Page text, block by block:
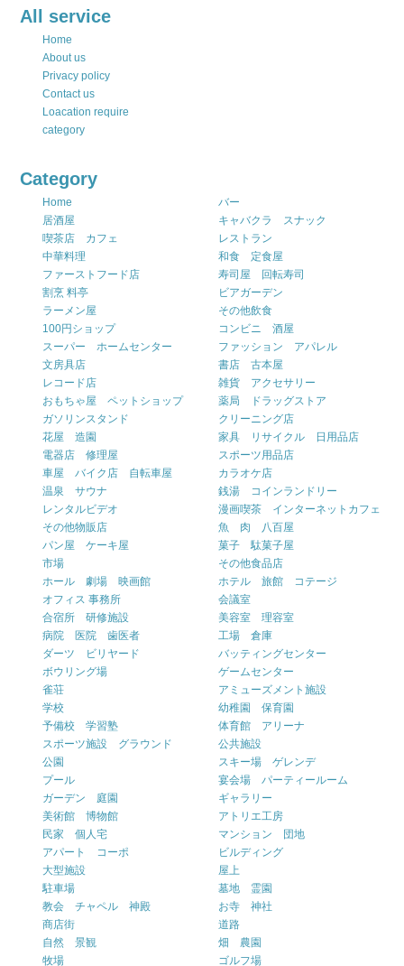
All service
Home
About us
Privacy policy
Contact us
Loacation require
category
Category
Home
バー
居酒屋
キャバクラ スナック
喫茶店 カフェ
レストラン
中華料理
和食 定食屋
ファーストフード店
寿司屋 回転寿司
割烹 料亭
ビアガーデン
ラーメン屋
その他飲食
100円ショップ
コンビニ 酒屋
スーパー ホームセンター
ファッション アパレル
文房具店
書店 古本屋
レコード店
雑貨 アクセサリー
おもちゃ屋 ペットショップ
薬局 ドラッグストア
ガソリンスタンド
クリーニング店
花屋 造園
家具 リサイクル 日用品店
電器店 修理屋
スポーツ用品店
車屋 バイク店 自転車屋
カラオケ店
温泉 サウナ
銭湯 コインランドリー
レンタルビデオ
漫画喫茶 インターネットカフェ
その他物販店
魚 肉 八百屋
パン屋 ケーキ屋
菓子 駄菓子屋
市場
その他食品店
ホール 劇場 映画館
ホテル 旅館 コテージ
オフィス 事務所
会議室
合宿所 研修施設
美容室 理容室
病院 医院 歯医者
工場 倉庫
ダーツ ビリヤード
バッティングセンター
ボウリング場
ゲームセンター
雀荘
アミューズメント施設
学校
幼稚園 保育園
予備校 学習塾
体育館 アリーナ
スポーツ施設 グラウンド
公共施設
公園
スキー場 ゲレンデ
プール
宴会場 パーティールーム
ガーデン 庭園
ギャラリー
美術館 博物館
アトリエ工房
民家 個人宅
マンション 団地
アパート コーポ
ビルディング
大型施設
屋上
駐車場
墓地 霊園
教会 チャペル 神殿
お寺 神社
商店街
道路
自然 景観
畑 農園
牧場
ゴルフ場